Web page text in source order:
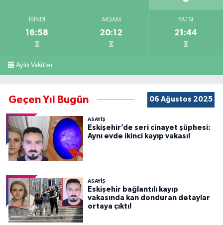
İKINDI
16:58
AKŞAM
20:12
YATSI
21:44
Aylık Vakitler
Geçen Yıl Bugün 06 Ağustos 2025
ASAYİŞ
Eskişehir’de seri cinayet şüphesi:
Aynı evde ikinci kayıp vakası!
ASAYİŞ
Eskişehir bağlantılı kayıp
vakasında kan donduran detaylar
ortaya çıktı!